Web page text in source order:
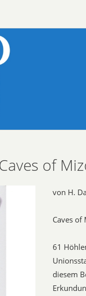
of
von H.
Caves of
61
diesem